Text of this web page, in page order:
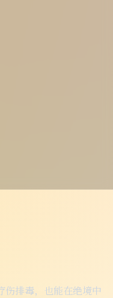
伤排毒，也能在绝境中